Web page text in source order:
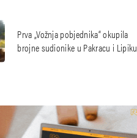
Prva „Vožnja pobjednika“ okupila
brojne sudionike u Pakracu i Lipiku